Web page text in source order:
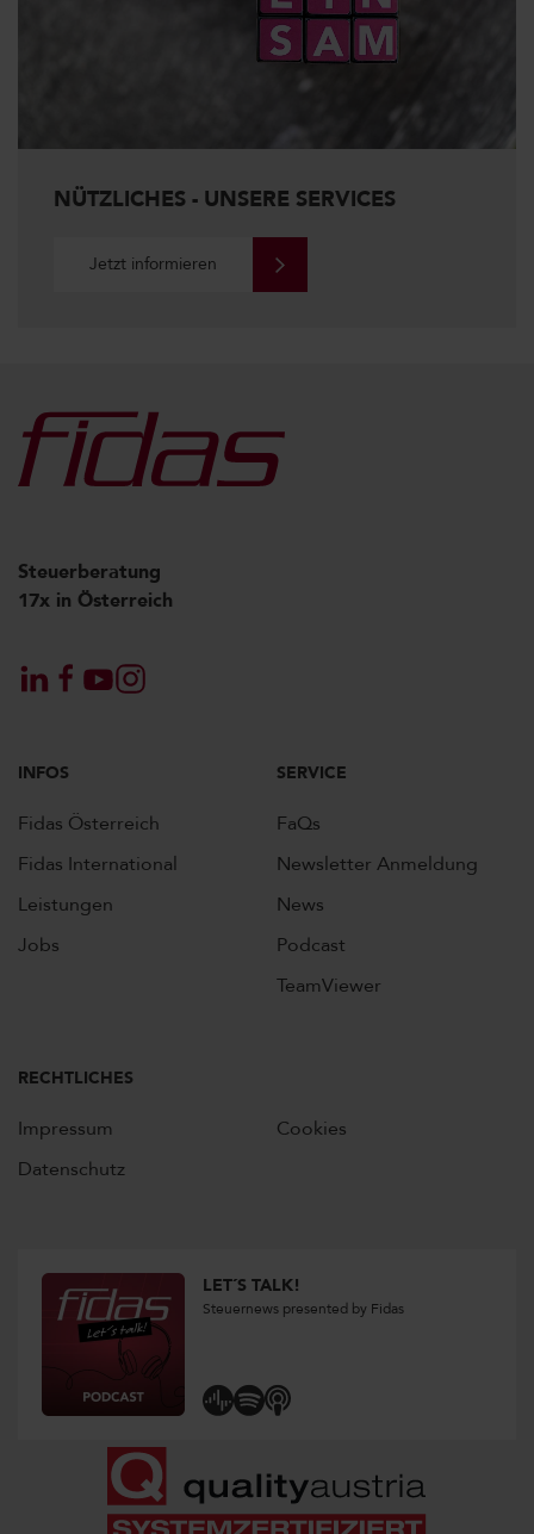
NÜTZLICHES - UNSERE SERVICES
Jetzt informieren
Steuerberatung
17x in Österreich
INFOS
Fidas Österreich
Fidas International
Leistungen
Jobs
SERVICE
FaQs
Newsletter Anmeldung
News
Podcast
TeamViewer
RECHTLICHES
Impressum
Datenschutz
Cookies
LET´S TALK!
Steuernews presented by Fidas